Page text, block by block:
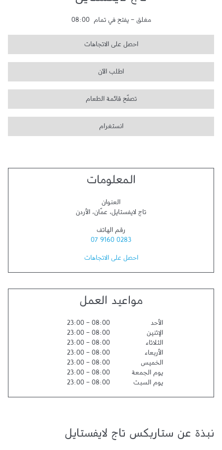
مغلق - يفتح في تمام 08:00
احصل على الاتجاهات
اطلب الآن
تصفّح قائمة الطعام
انستغرام
المعلومات
العنوان
تاج لايفستايل، عمّان، الأردن
رقم الهاتف
07 9160 0283
احصل على الاتجاهات
مواعيد العمل
الأحد 08:00
-
23:00
الإثنين
08:00
-
23:00
الثلاثاء
08:00
-
23:00
الأربعاء
08:00
-
23:00
الخميس
08:00
-
23:00
يوم الجمعة
08:00
-
23:00
يوم السبت
08:00
-
23:00
نبذة عن ستاربكس تاج لايفستايل